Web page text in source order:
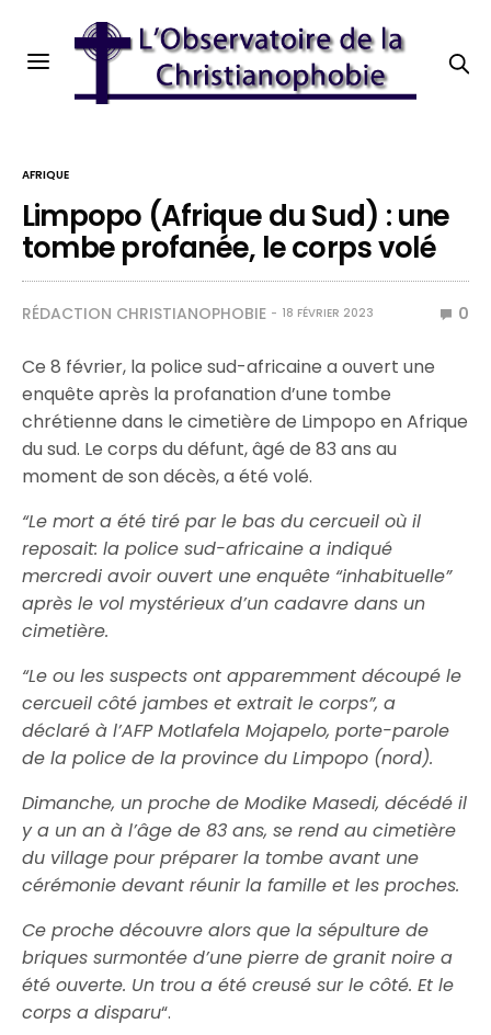
AFRIQUE
Limpopo (Afrique du Sud) : une
tombe profanée, le corps volé
RÉDACTION CHRISTIANOPHOBIE 18 FÉVRIER 2023 0
Ce 8 février, la police sud-africaine a ouvert une
enquête après la profanation d’une tombe
chrétienne dans le cimetière de Limpopo en Afrique
du sud. Le corps du défunt, âgé de 83 ans au
moment de son décès, a été volé.
“Le mort a été tiré par le bas du cercueil où il
reposait: la police sud-africaine a indiqué
mercredi avoir ouvert une enquête “inhabituelle”
après le vol mystérieux d’un cadavre dans un
cimetière.
“Le ou les suspects ont apparemment découpé le
cercueil côté jambes et extrait le corps”, a
déclaré à l’AFP Motlafela Mojapelo, porte-parole
de la police de la province du Limpopo (nord).
Dimanche, un proche de Modike Masedi, décédé il
y a un an à l’âge de 83 ans, se rend au cimetière
du village pour préparer la tombe avant une
cérémonie devant réunir la famille et les proches.
Ce proche découvre alors que la sépulture de
briques surmontée d’une pierre de granit noire a
été ouverte. Un trou a été creusé sur le côté. Et le
corps a disparu“.